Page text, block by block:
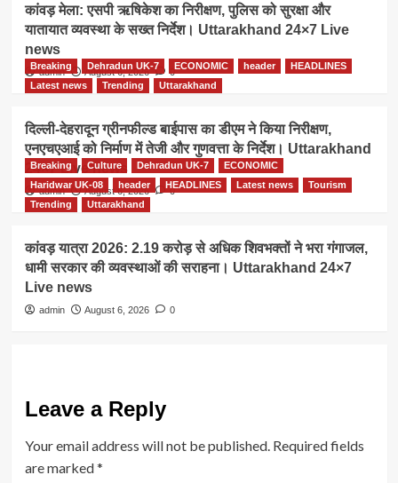
कांवड़ मेला: एसपी ऋषिकेश का निरीक्षण, पुलिस को सुरक्षा और
यातायात व्यवस्था के सख्त निर्देश। Uttarakhand 24×7 Live
news
admin August 6, 2026 0
Breaking Dehradun UK-7 ECONOMIC header
HEADLINES
Latest news
Trending Uttarakhand
दिल्ली-देहरादून ग्रीनफील्ड बाईपास का डीएम ने किया निरीक्षण,
एनएचएआई को निर्माण में तेजी और गुणवत्ता के निर्देश। Uttarakhand
24×7 Live news
admin August 6, 2026 0
Breaking Culture Dehradun UK-7
ECONOMIC
Haridwar UK-08
header HEADLINES Latest news
Tourism
Trending
Uttarakhand
कांवड़ यात्रा 2026: 2.19 करोड़ से अधिक शिवभक्तों ने भरा गंगाजल,
धामी सरकार की व्यवस्थाओं की सराहना। Uttarakhand 24×7
Live news
admin August 6, 2026 0
Leave a Reply
Your email address will not be published. Required fields
are marked*